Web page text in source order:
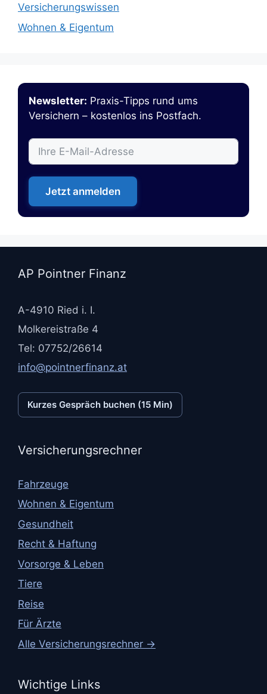
Versicherungswissen
Wohnen & Eigentum
Newsletter: Praxis-Tipps rund ums
Versichern – kostenlos ins Postfach.
Jetzt anmelden
AP Pointner Finanz
A-4910 Ried i. I.
Molkereistraße 4
Tel: 07752/26614
info@pointnerfinanz.at
Kurzes Gespräch buchen (15 Min)
Versicherungsrechner
Fahrzeuge
Wohnen & Eigentum
Gesundheit
Recht & Haftung
Vorsorge & Leben
Tiere
Reise
Für Ärzte
Alle Versicherungsrechner →
Wichtige Links